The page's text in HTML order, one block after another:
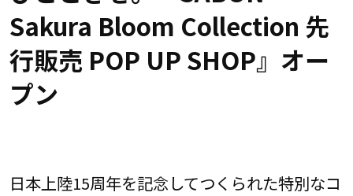
Sakura Bloom Collection 先
行販売 POP UP SHOP』オー
プン
日本上陸15周年を記念してつくられた特別なコ